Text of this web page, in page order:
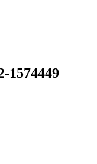
1574449